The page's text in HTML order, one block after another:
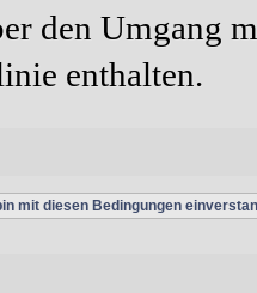
den Umgang
enthalten.